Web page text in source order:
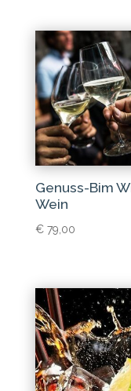
Genuss-Bim
Wein
€79,00